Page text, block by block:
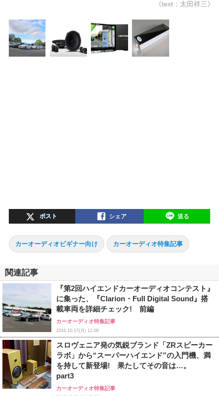
《text：太田祥三》
ポスト シェア 送る
カーオーディオビギナー向け カーオーディオ特集記事
関連記事
『第2回ハイエンドカーオーディオコンテスト』
に集った、『Clarion・Full Digital Sound』搭
載車両を詳細チェック! 前編
カーオーディオ特集記事
2016.10.17(月) 12:00
スロヴェニア発の気鋭ブランド「ZRスピーカー
ラボ」から“スーパーハイエンド”の入門機、満
を持して新登場! 果たしてその音は…。
part3
カーオーディオ特集記事